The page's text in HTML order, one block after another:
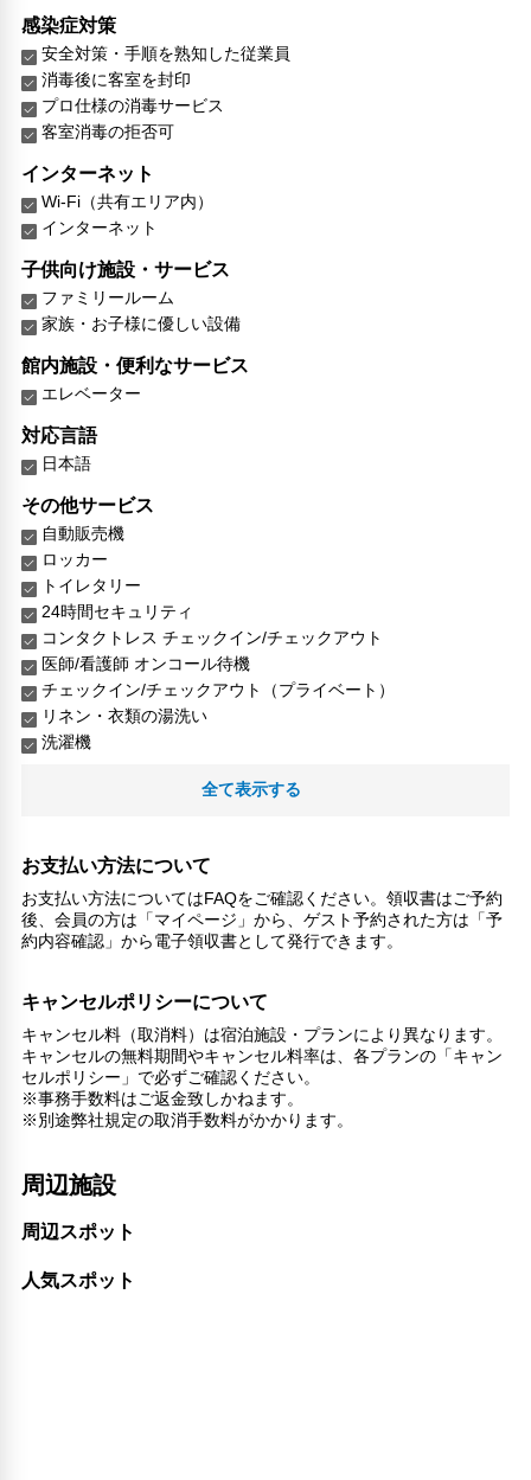
感染症対策
安全対策・手順を熟知した従業員
消毒後に客室を封印
プロ仕様の消毒サービス
客室消毒の拒否可
インターネット
Wi-Fi（共有エリア内）
インターネット
子供向け施設・サービス
ファミリールーム
家族・お子様に優しい設備
館内施設・便利なサービス
エレベーター
対応言語
日本語
その他サービス
自動販売機
ロッカー
トイレタリー
24時間セキュリティ
コンタクトレス チェックイン/チェックアウト
医師/看護師 オンコール待機
チェックイン/チェックアウト（プライベート）
リネン・衣類の湯洗い
洗濯機
全て表示する
お支払い方法について
お支払い方法についてはFAQをご確認ください。領収書はご予約
後、会員の方は「マイページ」から、ゲスト予約された方は「予
約内容確認」から電子領収書として発行できます。
キャンセルポリシーについて
キャンセル料（取消料）は宿泊施設・プランにより異なります。
キャンセルの無料期間やキャンセル料率は、各プランの「キャン
セルポリシー」で必ずご確認ください。
※事務手数料はご返金致しかねます。
※別途弊社規定の取消手数料がかかります。
周辺施設
周辺スポット
人気スポット